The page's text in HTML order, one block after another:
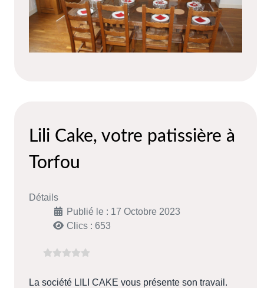
Lili Cake, votre patissière à
Torfou
Détails
Publié le : 17 Octobre 2023
Clics : 653
La société LILI CAKE vous présente son travail.